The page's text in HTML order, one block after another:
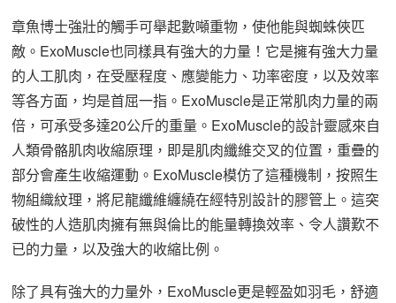
章魚博士強壯的觸手可舉起數噸重物，使他能與蜘蛛俠匹
敵。ExoMuscle也同樣具有強大的力量！它是擁有強大力量
的人工肌肉，在受壓程度、應變能力、功率密度，以及效率
等各方面，均是首屈一指。ExoMuscle是正常肌肉力量的兩
倍，可承受多達20公斤的重量。ExoMuscle的設計靈感來自
人類骨骼肌肉收縮原理，即是肌肉纖維交叉的位置，重疊的
部分會產生收縮運動。ExoMuscle模仿了這種機制，按照生
物組織紋理，將尼龍纖維纏繞在經特別設計的膠管上。這突
破性的人造肌肉擁有無與倫比的能量轉換效率、令人讚歎不
已的力量，以及強大的收縮比例。
除了具有強大的力量外，ExoMuscle更是輕盈如羽毛，舒適